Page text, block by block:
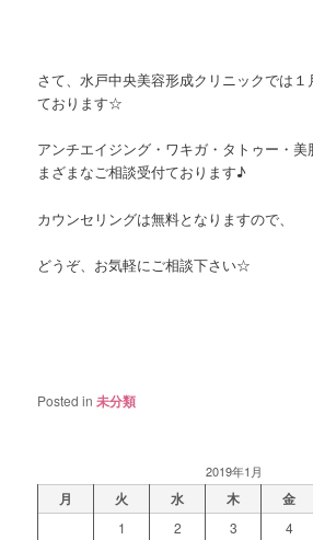
さて、水戸中央美容形成クリニックでは
ております☆
アンチエイジング・ワキガ・タトゥー・美
まざまなご相談受付ております♪
カウンセリングは無料となりますので、
どうぞ、お気軽にご相談下さい☆
Posted in 未分類
2019年1月
月 火 水 木 金
1 2 3 4